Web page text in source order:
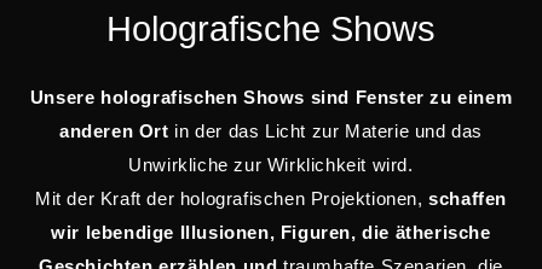
Holografische Shows
Unsere holografischen Shows sind Fenster zu einem
anderen Ort in der das Licht zur Materie und das
Unwirkliche zur Wirklichkeit wird.
Mit der Kraft der holografischen Projektionen,schaffen
wir lebendige Illusionen, Figuren, die ätherische